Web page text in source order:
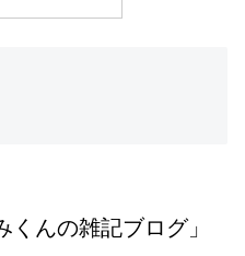
んの雑記ブログ」